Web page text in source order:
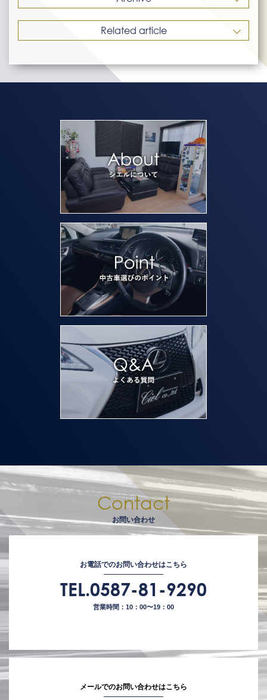
Related article
Contact
お問い合わせ
お電話でのお問い合わせはこちら
TEL.0587-81-9290
営業時間：10：00〜19：00
メールでのお問い合わせはこちら